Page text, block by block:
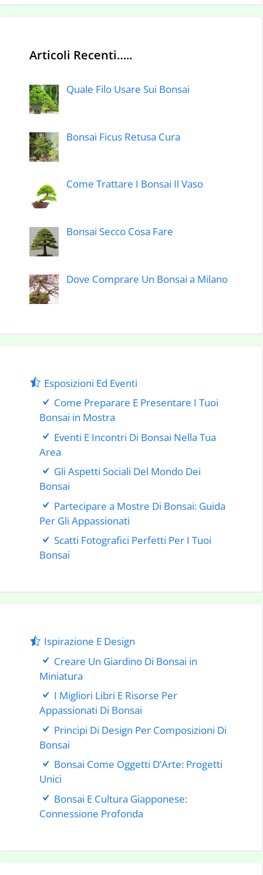
Articoli Recenti…..
Quale Filo Usare Sui Bonsai
Bonsai Ficus Retusa Cura
Come Trattare I Bonsai Il Vaso
Bonsai Secco Cosa Fare
Dove Comprare Un Bonsai a Milano
Esposizioni Ed Eventi
Come Preparare E Presentare I Tuoi
Bonsai in Mostra
Eventi E Incontri Di Bonsai Nella Tua
Area
Gli Aspetti Sociali Del Mondo Dei
Bonsai
Partecipare a Mostre Di Bonsai: Guida
Per Gli Appassionati
Scatti Fotografici Perfetti Per I Tuoi
Bonsai
Ispirazione E Design
Creare Un Giardino Di Bonsai in
Miniatura
I Migliori Libri E Risorse Per
Appassionati Di Bonsai
Principi Di Design Per Composizioni Di
Bonsai
Bonsai Come Oggetti D’Arte: Progetti
Unici
Bonsai E Cultura Giapponese:
Connessione Profonda